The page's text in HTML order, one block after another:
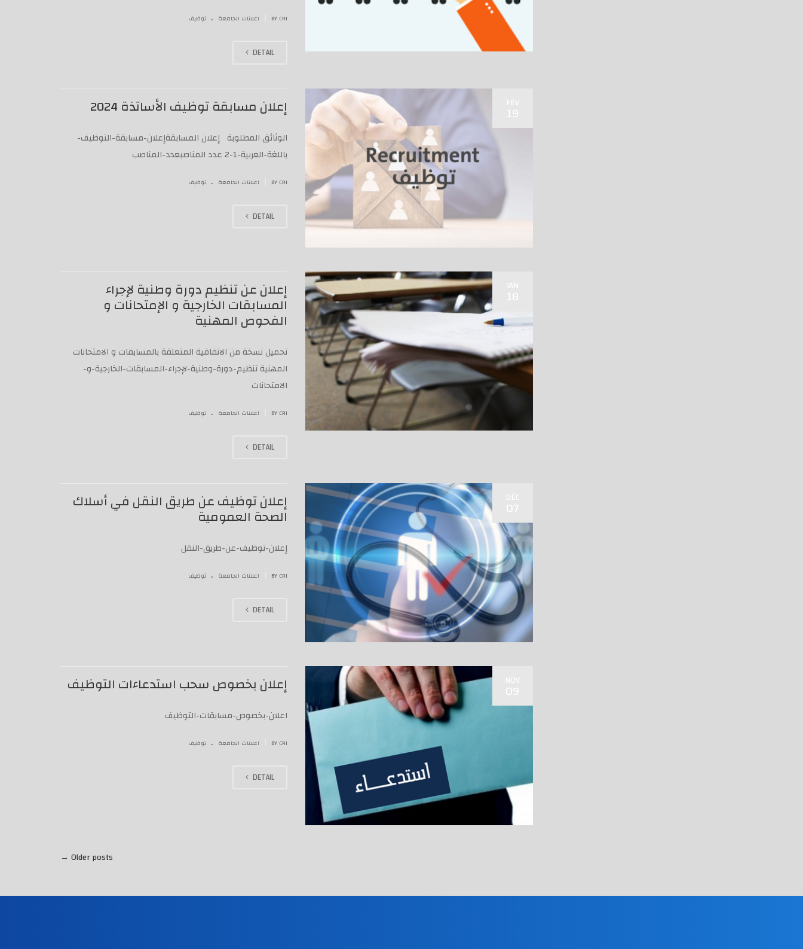
BY CRI اعلانات الجامعة . توظيف
DETAIL
FÉV
19 إعلان مسابقة توظيف الأساتذة 2024‎
الوثائق المطلوبة إعلان المسابقةإعلان-مسابقة-التوظيف-
باللغة-العربية-1-2 عدد المناصبعدد-المناصب
BY CRI اعلانات الجامعة . توظيف
DETAIL
JAN
18 إعلان عن تنظيم دورة وطنية لإجراء
المسابقات الخارجية و الإمتحانات و
الفحوص المهنية
تحميل نسخة من الاتفاقية المتعلقة بالمسابقات و الامتحانات
المهنية تنظيم-دورة-وطنية-لإجراء-المسابقات-الخارجية-و-
الامتحانات
BY CRI اعلانات الجامعة . توظيف
DETAIL
DÉC
07 إعلان توظيف عن طريق النقل في أسلاك
الصحة العمومية
إعلان-توظيف-عن-طريق-النقل
BY CRI اعلانات الجامعة . توظيف
DETAIL
NOV
09 إعلان بخصوص سحب استدعاءات التوظيف
اعلان-بخصوص-مسابقات-التوظيف
BY CRI اعلانات الجامعة . توظيف
DETAIL
Older posts
→